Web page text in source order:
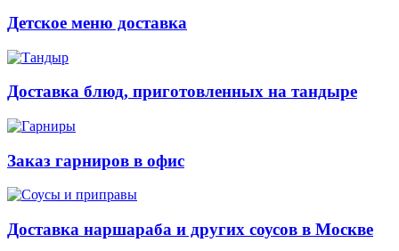
Детское меню доставка
Доставка блюд, приготовленных на тандыре
Заказ гарниров в офис
Доставка наршараба и других соусов в Москве